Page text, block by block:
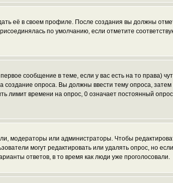
её в своем профиле. После создания вы должны
по умолчанию, если отметите
первое сообщение в теме, если у вас есть на то
создание опроса. Вы должны ввести тему опроса,
лимит времени на опрос, 0 означает постоянный
модераторы или администраторы. Чтобы
могут редактировать или удалять опрос, но
ответов, в то время как люди уже проголосовали.